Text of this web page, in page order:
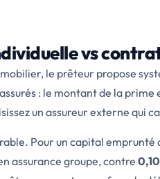
vs
le prêteur propose
: le montant de la
un assureur externe
Pour un capital
assurance groupe, contre